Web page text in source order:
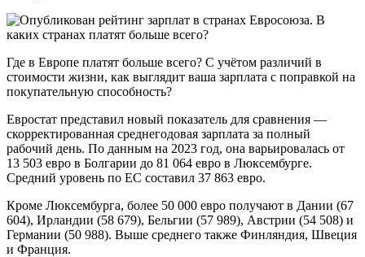
Где в Европе платят больше всего? С учётом различий в
стоимости жизни, как выглядит ваша зарплата с поправкой на
покупательную способность?
Евростат представил новый показатель для сравнения —
скорректированная среднегодовая зарплата за полный
рабочий день. По данным на 2023 год, она варьировалась от
13 503 евро в Болгарии до 81 064 евро в Люксембурге.
Средний уровень по ЕС составил 37 863 евро.
Кроме Люксембурга, более 50 000 евро получают в Дании (67
604), Ирландии (58 679), Бельгии (57 989), Австрии (54 508) и
Германии (50 988). Выше среднего также Финляндия, Швеция
и Франция.